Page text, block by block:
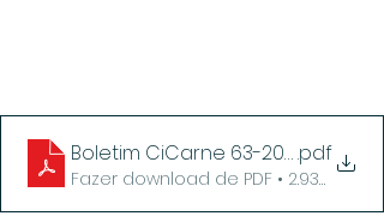
Boletim CiCarne 63-2023.pdf
Fazer download de PDF • 2.93MB